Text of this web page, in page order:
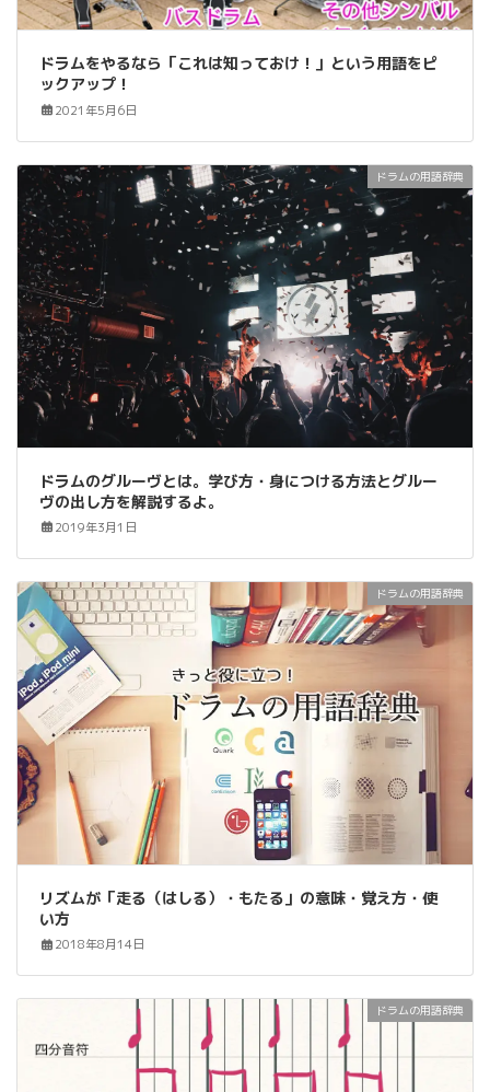
ドラムをやるなら「これは知っておけ！」という用語をピ
ックアップ！
2021年5月6日
ドラムの用語辞典
ドラムのグルーヴとは。学び方・身につける方法とグルー
ヴの出し方を解説するよ。
2019年3月1日
ドラムの用語辞典
リズムが「走る（はしる）・もたる」の意味・覚え方・使
い方
2018年8月14日
ドラムの用語辞典